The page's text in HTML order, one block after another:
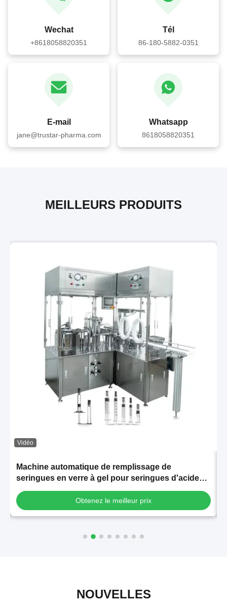
Wechat
+8618058820351
Tél
86-180-5882-0351
E-mail
jane@trustar-pharma.com
Whatsapp
8618058820351
MEILLEURS PRODUITS
Vidéo
Machine automatique de remplissage de
seringues en verre à gel pour seringues d'acide
hyaluronique
Obtenez le meilleur prix
NOUVELLES